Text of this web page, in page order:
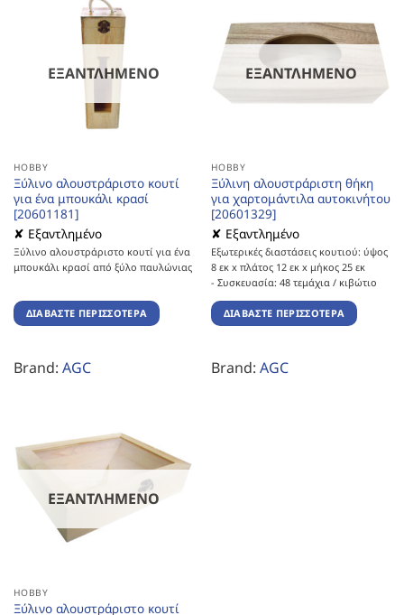
ΕΞΑΝΤΛΗΜΈΝΟ
HOBBY
Ξύλινο αλουστράριστο κουτί
για ένα μπουκάλι κρασί
[20601181]
✘ Εξαντλημένο
Ξύλινο αλουστράριστο κουτί για ένα
μπουκάλι κρασί από ξύλο παυλώνιας
ΔΙΑΒΆΣΤΕ ΠΕΡΙΣΣΌΤΕΡΑ
Brand: AGC
ΕΞΑΝΤΛΗΜΈΝΟ
HOBBY
Ξύλινη αλουστράριστη θήκη
για χαρτομάντιλα αυτοκινήτου
[20601329]
✘ Εξαντλημένο
Εξωτερικές διαστάσεις κουτιού: ύψος
8 εκ x πλάτος 12 εκ x μήκος 25 εκ
- Συσκευασία: 48 τεμάχια / κιβώτιο
ΔΙΑΒΆΣΤΕ ΠΕΡΙΣΣΌΤΕΡΑ
Brand: AGC
ΕΞΑΝΤΛΗΜΈΝΟ
HOBBY
Ξύλινο αλουστράριστο κουτί